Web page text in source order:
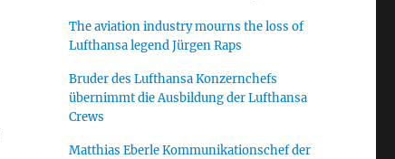
The aviation industry mourns the loss of
Lufthansa legend Jürgen Raps
Bruder des Lufthansa Konzernchefs
übernimmt die Ausbildung der Lufthansa
Crews
Matthias Eberle Kommunikationschef der